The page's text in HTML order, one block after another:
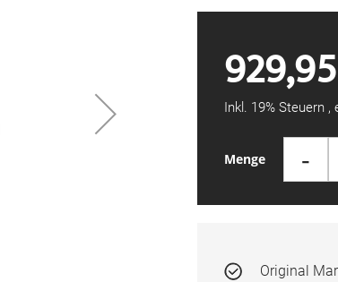
Menge -
Inkl. 19% Steuern ,
Original